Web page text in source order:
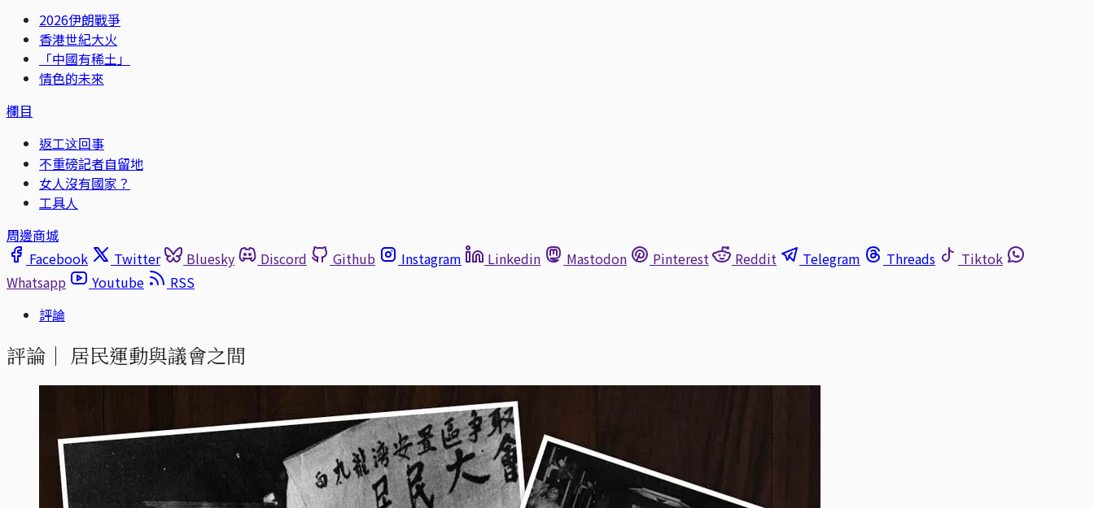
2026伊朗戰爭
香港世紀大火
「中國有稀土」
情色的未來
欄目
返工这回事
不重磅記者自留地
女人沒有國家？
工具人
周邊商城
Facebook
Twitter Bluesky Discord Github Instagram Linkedin Mastodon Pinterest Reddit Telegram Threads
Tiktok
Whatsapp
Youtube
RSS
評論
評論｜ 居民運動與議會之間